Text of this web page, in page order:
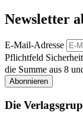
Newsletter
E-Mail-Adresse
Pflichtfeld
die Summe aus 8
Abonnieren
Die